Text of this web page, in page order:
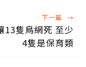
下一篇 →
13隻鳥網死 至少
4隻是保育類